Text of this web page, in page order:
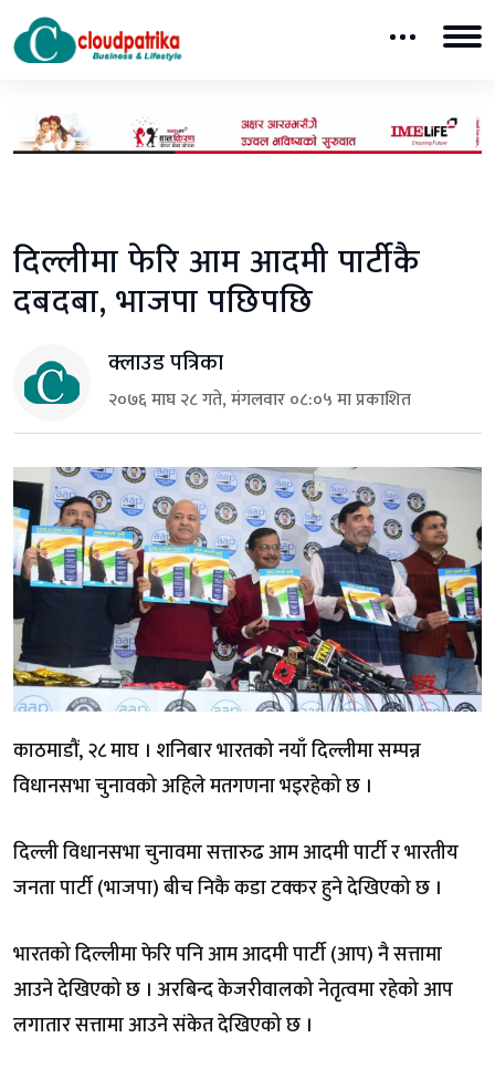
दिल्लीमा फेरि आम आदमी पार्टीकै
दबदबा, भाजपा पछिपछि
क्लाउड पत्रिका
२०७६ माघ २८ गते, मंगलवार ०८:०५ मा प्रकाशित
काठमाडौं, २८ माघ । शनिबार भारतको नयाँ दिल्लीमा सम्पन्न
विधानसभा चुनावको अहिले मतगणना भइरहेको छ ।
दिल्ली विधानसभा चुनावमा सत्तारुढ आम आदमी पार्टी र भारतीय
जनता पार्टी (भाजपा) बीच निकै कडा टक्कर हुने देखिएको छ ।
भारतको दिल्लीमा फेरि पनि आम आदमी पार्टी (आप) नै सत्तामा
आउने देखिएको छ । अरबिन्द केजरीवालको नेतृत्वमा रहेको आप
लगातार सत्तामा आउने संकेत देखिएको छ ।